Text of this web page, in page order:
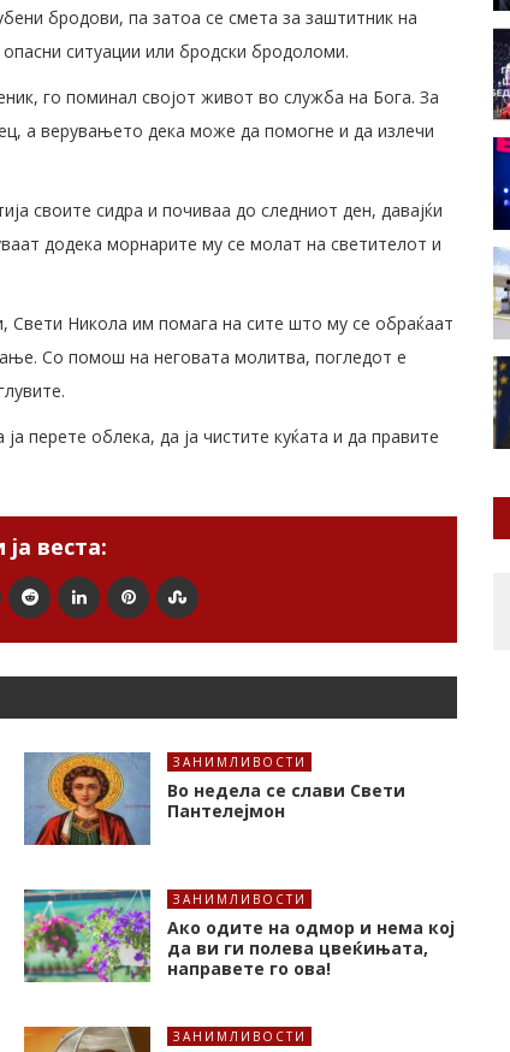
бродови, па затоа се смета за заштитник на
ситуации или бродски бродоломи.
го поминал својот живот во служба на Бога. За
а верувањето дека може да помогне и да излечи
своите сидра и почиваа до следниот ден, давајќи
додека морнарите му се молат на светителот и
Свети Никола им помага на сите што му се обраќаат
Со помош на неговата молитва, погледот е
перете облека, да ја чистите куќата и да правите
веста:
ЗАНИМЛИВОСТИ
Во недела се слави Свети
Пантелејмон
ЗАНИМЛИВОСТИ
Ако одите на одмор и нема кој
да ви ги полева цвеќињата,
направете го ова!
ЗАНИМЛИВОСТИ